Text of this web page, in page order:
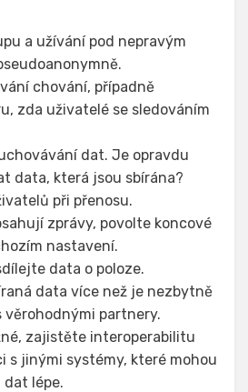
a užívání pod nepravým
chování, případně
zda uživatelé se sledováním
dat. Je opravdu
data, která jsou sbírána?
při přenosu.
zprávy, povolte koncové
nastavení.
data o poloze.
data více než je nezbytně
věrohodnými partnery.
zajistěte interoperabilitu
s jinými systémy, které mohou
lépe.